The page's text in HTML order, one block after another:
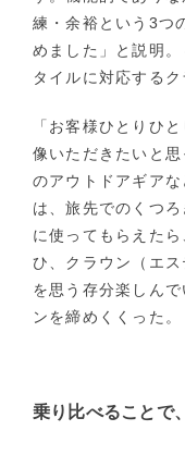
練・余裕という3つ
めました」と説明
タイルに対応する
「お客様ひとりひ
像いただきたいと
のアウトドアギア
は、旅先でのくつ
に使ってもらえた
ひ、クラウン（エ
を思う存分楽しん
ンを締めくくった。
乗り比べることで